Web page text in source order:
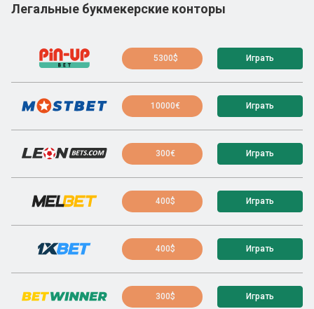
Легальные букмекерские конторы
5300$ Играть
10000€ Играть
300€ Играть
400$ Играть
400$ Играть
300$ Играть